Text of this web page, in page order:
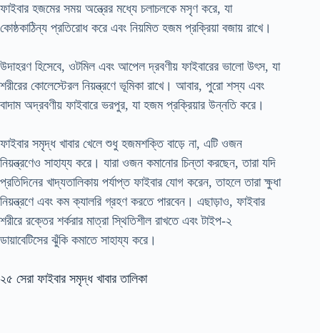
ফাইবার হজমের সময় অন্ত্রের মধ্যে চলাচলকে মসৃণ করে, যা
কোষ্ঠকাঠিন্য প্রতিরোধ করে এবং নিয়মিত হজম প্রক্রিয়া বজায় রাখে।
উদাহরণ হিসেবে, ওটমিল এবং আপেল দ্রবণীয় ফাইবারের ভালো উৎস, যা
শরীরের কোলেস্টেরল নিয়ন্ত্রণে ভূমিকা রাখে। আবার, পুরো শস্য এবং
বাদাম অদ্রবণীয় ফাইবারে ভরপুর, যা হজম প্রক্রিয়ার উন্নতি করে।
ফাইবার সমৃদ্ধ খাবার খেলে শুধু হজমশক্তি বাড়ে না, এটি ওজন
নিয়ন্ত্রণেও সাহায্য করে। যারা ওজন কমানোর চিন্তা করছেন, তারা যদি
প্রতিদিনের খাদ্যতালিকায় পর্যাপ্ত ফাইবার যোগ করেন, তাহলে তারা ক্ষুধা
নিয়ন্ত্রণে এবং কম ক্যালরি গ্রহণ করতে পারবেন। এছাড়াও, ফাইবার
শরীরে রক্তের শর্করার মাত্রা স্থিতিশীল রাখতে এবং টাইপ-২
ডায়াবেটিসের ঝুঁকি কমাতে সাহায্য করে।
২৫ সেরা ফাইবার সমৃদ্ধ খাবার তালিকা